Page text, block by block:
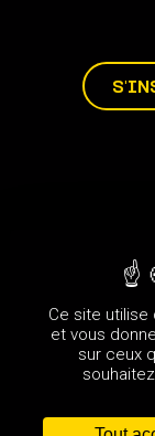
Ce site
et vous
sur ceux